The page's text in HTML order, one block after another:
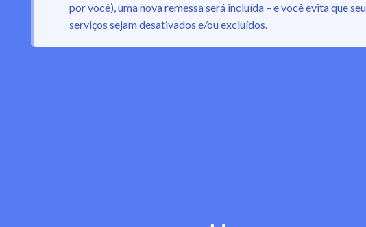
por você), uma nova remessa será incluída – e você evita que
serviços sejam desativados e/ou excluídos.